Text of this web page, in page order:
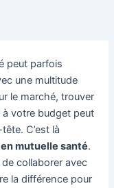
peut parfois
une multitude
le marché, trouver
votre budget peut
C’est là
mutuelle santé.
collaborer avec
la différence pour